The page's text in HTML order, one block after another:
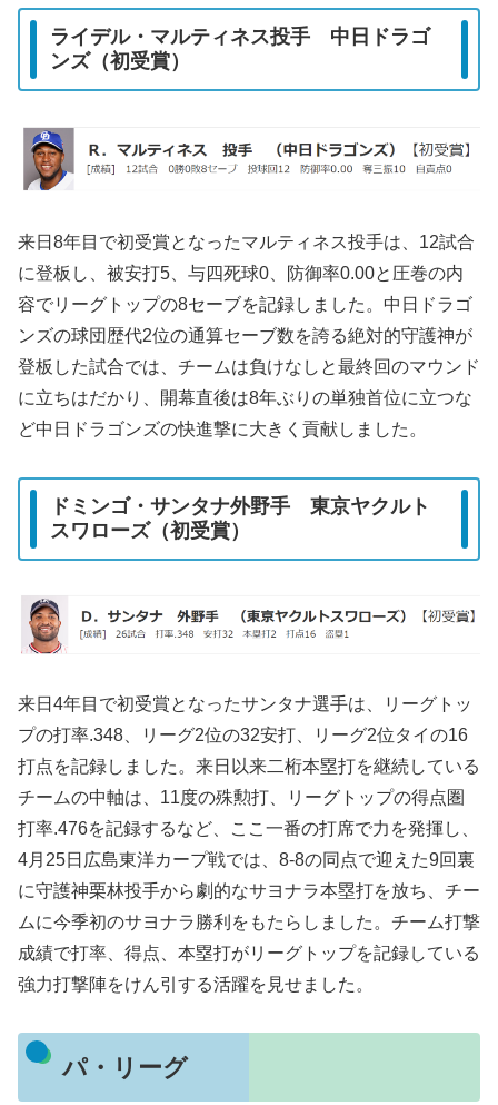
ライデル・マルティネス投手 中日ドラゴ
ンズ（初受賞）
来日8年目で初受賞となったマルティネス投手は、12試合
に登板し、被安打5、与四死球0、防御率0.00と圧巻の内
容でリーグトップの8セーブを記録しました。中日ドラゴ
ンズの球団歴代2位の通算セーブ数を誇る絶対的守護神が
登板した試合では、チームは負けなしと最終回のマウンド
に立ちはだかり、開幕直後は8年ぶりの単独首位に立つな
ど中日ドラゴンズの快進撃に大きく貢献しました。
ドミンゴ・サンタナ外野手 東京ヤクルト
スワローズ（初受賞）
来日4年目で初受賞となったサンタナ選手は、リーグトッ
プの打率.348、リーグ2位の32安打、リーグ2位タイの16
打点を記録しました。来日以来二桁本塁打を継続している
チームの中軸は、11度の殊勲打、リーグトップの得点圏
打率.476を記録するなど、ここ一番の打席で力を発揮し、
4月25日広島東洋カープ戦では、8-8の同点で迎えた9回裏
に守護神栗林投手から劇的なサヨナラ本塁打を放ち、チー
ムに今季初のサヨナラ勝利をもたらしました。チーム打撃
成績で打率、得点、本塁打がリーグトップを記録している
強力打撃陣をけん引する活躍を見せました。
パ・リーグ